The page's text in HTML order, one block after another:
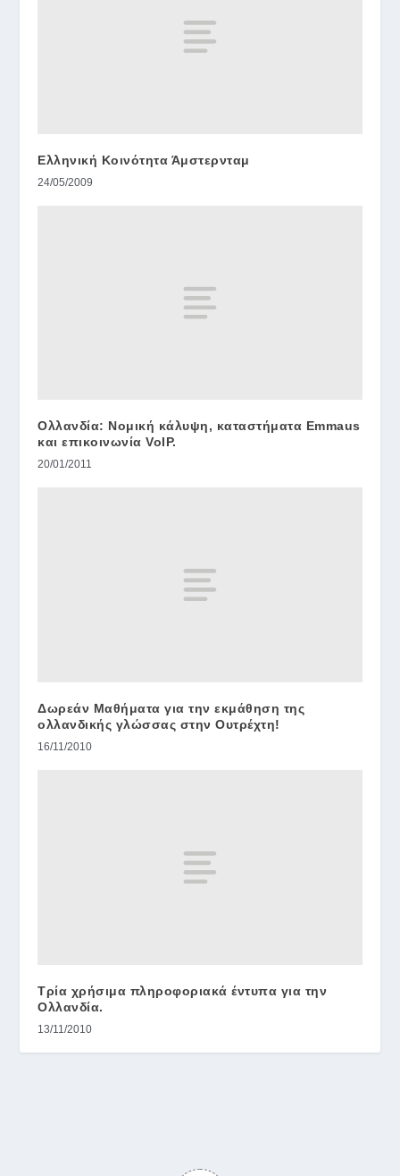
Ελληνική Κοινότητα Άμστερνταμ
24/05/2009
Ολλανδία: Νομική κάλυψη, καταστήματα Emmaus
και επικοινωνία VoIP.
20/01/2011
Δωρεάν Μαθήματα για την εκμάθηση της
ολλανδικής γλώσσας στην Ουτρέχτη!
16/11/2010
Τρία χρήσιμα πληροφοριακά έντυπα για την
Ολλανδία.
13/11/2010